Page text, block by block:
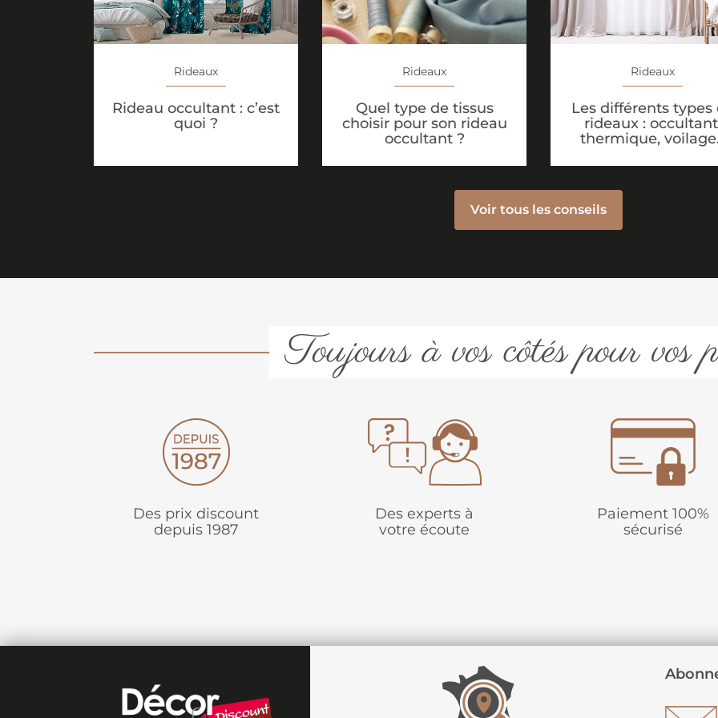
Rideaux
Rideau occultant : c’est
quoi ?
Rideaux
Quel type de tissus
choisir pour son rideau
occultant ?
Rideaux
Les différents types
rideaux :
thermique,
Voir tous les conseils
Toujours à vos côtés pour vos
Des prix discount
depuis 1987
Des experts à
votre écoute
Paiement 100%
sécurisé